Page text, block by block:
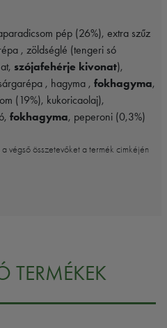
pép (26%), extra szűz
, zöldséglé (tengeri só
szójafehérje kivonat),
, hagyma , fokhagyma,
(19%), kukoricaolaj),
fokhagyma, peperoni (0,3%)
végső összetevőket a termék cimkéjén
TERMÉKEK